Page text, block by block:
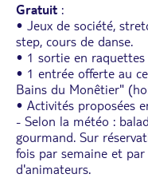
Gratuit :
• Jeux de société,
step, cours de danse.
• 1 sortie en raquettes
• 1 entrée offerte au
Bains du Monêtier"
• Activités proposées
- Selon la météo :
gourmand. Sur
fois par semaine et
d'animateurs.